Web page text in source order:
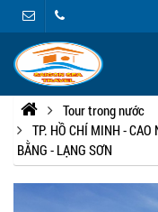
Tour trong nước
TP. HỒ CHÍ MINH - CAO
BẰNG - LẠNG SƠN